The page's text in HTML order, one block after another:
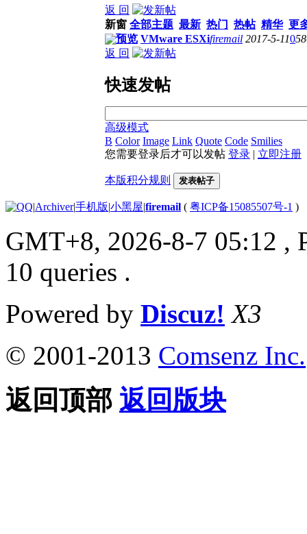
返 回
新窗 全部主题 最新 热门 热帖 精华 更
预览 VMware ESXifiremail 2017-5-110
返 回
快速发帖
高级模式
B Color Image Link Quote Code Smilies
您需要登录后才可以发帖 登录 | 立即注册
本版积分规则 发表帖子
|Archiver|手机版|小黑屋|firemail ( 粤ICP备15085507号-1 )
GMT+8, 2026-8-7 05:12 ,
10 queries .
Powered by Discuz! X3
© 2001-2013 Comsenz Inc.
返回顶部 返回版块